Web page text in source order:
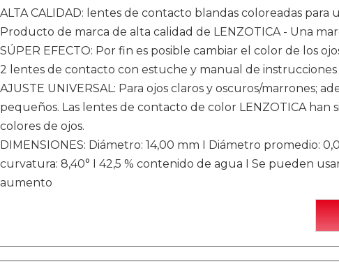
ALTA CALIDAD: lentes de contacto blandas coloreadas para
Producto de marca de alta calidad de LENZOTICA - Una
SÚPER EFECTO: Por fin es posible cambiar el color de los
2 lentes de contacto con estuche y manual de instrucciones
AJUSTE UNIVERSAL: Para ojos claros y oscuros/marrones;
pequeños. Las lentes de contacto de color LENZOTICA han
colores de ojos.
DIMENSIONES: Diámetro: 14,00 mm I Diámetro promedio:
curvatura: 8,40° I 42,5 % contenido de agua I Se pueden
aumento